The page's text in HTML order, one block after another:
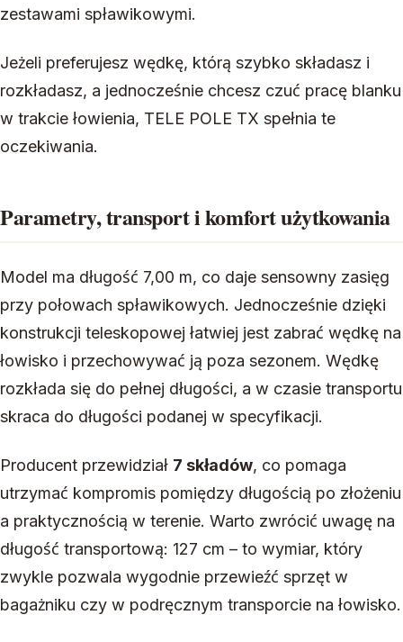
zestawami spławikowymi.
Jeżeli preferujesz wędkę, którą szybko składasz i
rozkładasz, a jednocześnie chcesz czuć pracę blanku
w trakcie łowienia, TELE POLE TX spełnia te
oczekiwania.
Parametry, transport i komfort użytkowania
Model ma długość 7,00 m, co daje sensowny zasięg
przy połowach spławikowych. Jednocześnie dzięki
konstrukcji teleskopowej łatwiej jest zabrać wędkę na
łowisko i przechowywać ją poza sezonem. Wędkę
rozkłada się do pełnej długości, a w czasie transportu
skraca do długości podanej w specyfikacji.
Producent przewidział 7 składów, co pomaga
utrzymać kompromis pomiędzy długością po złożeniu
a praktycznością w terenie. Warto zwrócić uwagę na
długość transportową: 127 cm – to wymiar, który
zwykle pozwala wygodnie przewieźć sprzęt w
bagażniku czy w podręcznym transporcie na łowisko.